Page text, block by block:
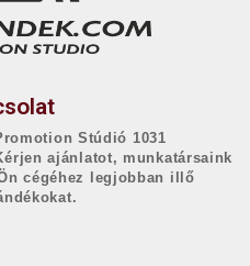
Stúdió 1031
ajánlatot, munkatársaink
cégéhez legjobban illő